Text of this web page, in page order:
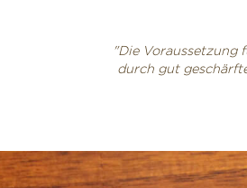
"Die Voraussetzung
durch gut